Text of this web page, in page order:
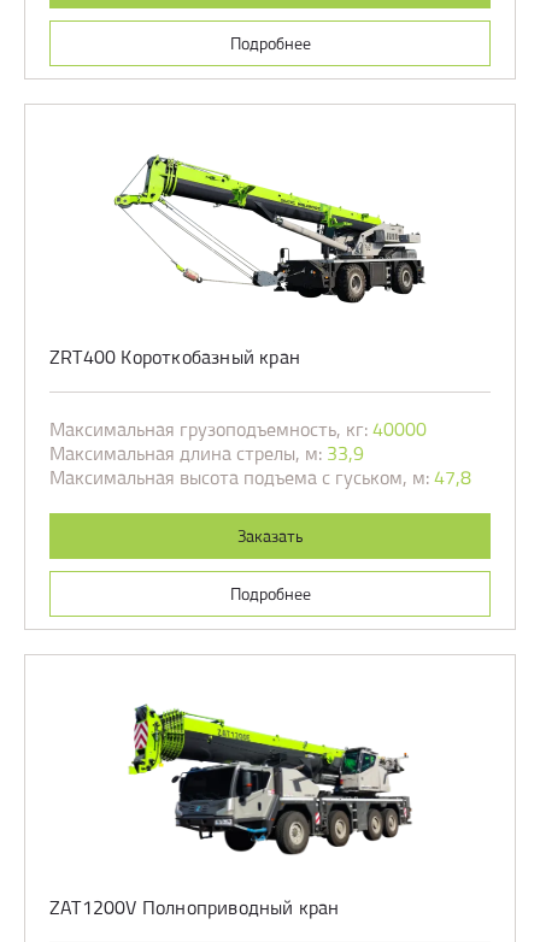
Подробнее
ZRT400 Короткобазный кран
Максимальная грузоподъемность, кг:40000
Максимальная длина стрелы, м: 33,9
Максимальная высота подъема с гуськом, м:47,8
Заказать
Подробнее
ZAT1200V Полноприводный кран